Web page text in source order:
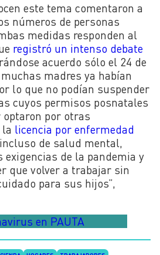
este tema comentaron a
números de personas
medidas responden al
registró un intenso debate
acuerdo sólo el 24 de
madres ya habían
lo que no podían suspender
cuyos permisos posnatales
optaron por otras
licencia por enfermedad
de salud mental,
de la pandemia y
que volver a trabajar sin
para sus hijos”,
en PAUTA